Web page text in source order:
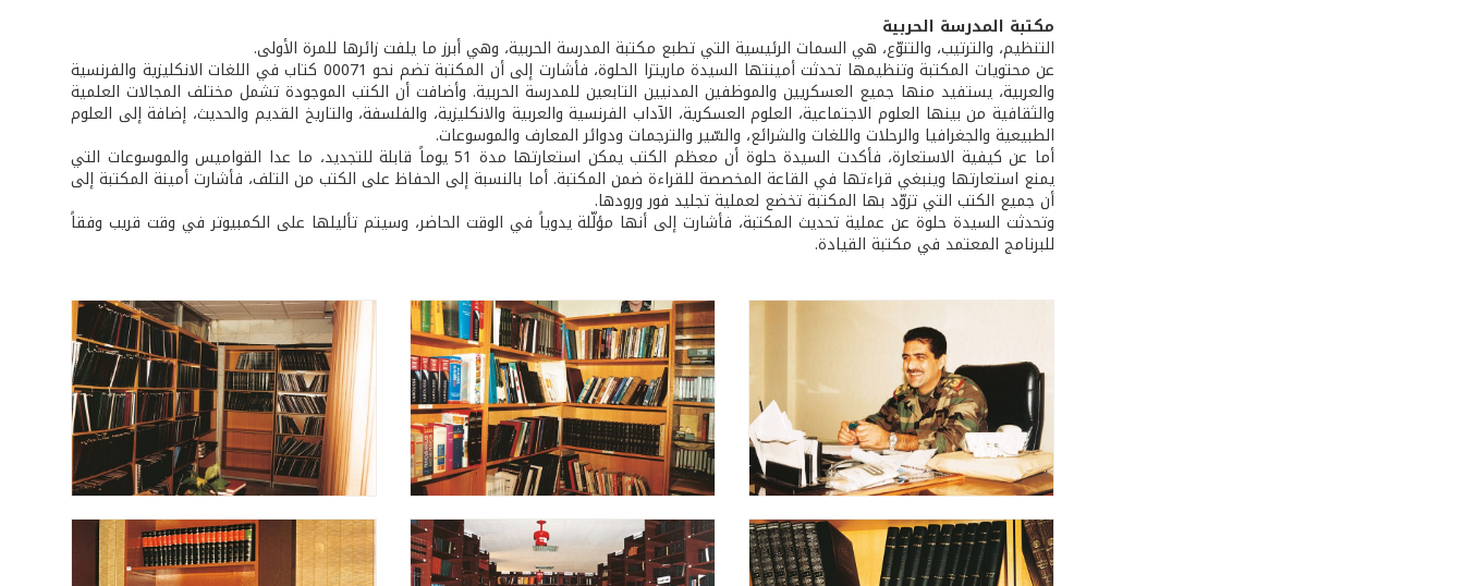
مكتبة المدرسة الحربية
التنظيم، والترتيب، والتنوّع، هي السمات الرئيسية التي تطبع مكتبة المدرسة الحربية، وهي أبرز ما يلفت زائرها للمرة الأولى.
عن محتويات المكتبة وتنظيمها تحدثت أمينتها السيدة ماريتزا الحلوة، فأشارت إلى أن المكتبة تضم نحو 00071 كتاب في اللغات الانكليزية والفرنسية
والعربية، يستفيد منها جميع العسكريين والموظفين المدنيين التابعين للمدرسة الحربية. وأضافت أن الكتب الموجودة تشمل مختلف المجالات العلمية
والثقافية من بينها العلوم الاجتماعية، العلوم العسكرية، الآداب الفرنسية والعربية والانكليزية، والفلسفة، والتاريخ القديم والحديث، إضافة إلى العلوم
الطبيعية والجغرافيا والرحلات واللغات والشرائع، والسّير والترجمات ودوائر المعارف والموسوعات.
أما عن كيفية الاستعارة، فأكدت السيدة حلوة أن معظم الكتب يمكن استعارتها مدة 51 يوماً قابلة للتجديد، ما عدا القواميس والموسوعات التي
يمنع استعارتها وينبغي قراءتها في القاعة المخصصة للقراءة ضمن المكتبة. أما بالنسبة إلى الحفاظ على الكتب من التلف، فأشارت أمينة المكتبة إلى
أن جميع الكتب التي تزوّد بها المكتبة تخضع لعملية تجليد فور ورودها.
وتحدثت السيدة حلوة عن عملية تحديث المكتبة، فأشارت إلى أنها مؤلّلة يدوياً في الوقت الحاضر، وسيتم تأليلها على الكمبيوتر في وقت قريب وفقاً
للبرنامج المعتمد في مكتبة القيادة.